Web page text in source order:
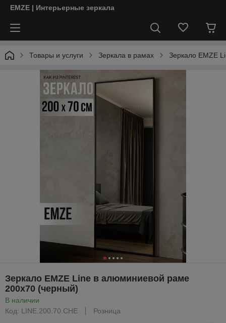
EMZE | Интерьерные зеркала
Товары и услуги Зеркала в рамах Зеркало EMZE
Зеркало EMZE Line в алюминиевой раме
200x70 (черный)
В наличии
Код: LINE.200.70.CHE
Розница